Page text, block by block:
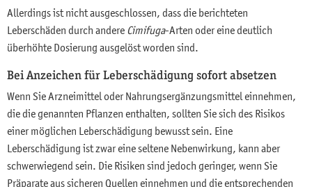
Allerdings ist nicht ausgeschlossen, dass die berichteten
Leberschäden durch andere Cimifuga-Arten oder eine deutlich
überhöhte Dosierung ausgelöst worden sind.
Bei Anzeichen für Leberschädigung sofort absetzen
Wenn Sie Arzneimittel oder Nahrungsergänzungsmittel einnehmen,
die die genannten Pflanzen enthalten, sollten Sie sich des Risikos
einer möglichen Leberschädigung bewusst sein. Eine
Leberschädigung ist zwar eine seltene Nebenwirkung, kann aber
schwerwiegend sein. Die Risiken sind jedoch geringer, wenn Sie
Präparate aus sicheren Quellen einnehmen und die entsprechenden